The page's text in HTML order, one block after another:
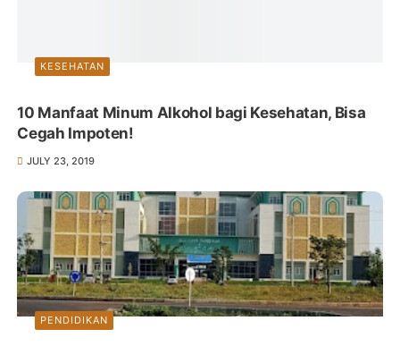
KESEHATAN
10 Manfaat Minum Alkohol bagi Kesehatan, Bisa
Cegah Impoten!
JULY 23, 2019
PENDIDIKAN